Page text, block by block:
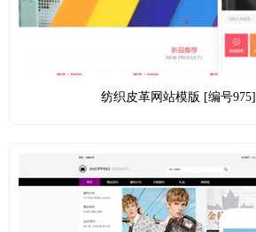
纺织皮革网站模版 [编号975]